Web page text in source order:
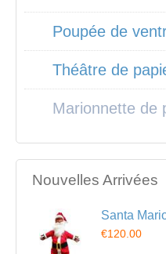
Poupée de
Théâtre de
Marionnette de
Nouvelles Arrivées
Santa
€120.00